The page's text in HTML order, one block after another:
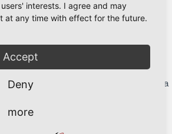
zu trainieren.
Quickstepp
Slowfox
Latein
Cha-Cha-Cha
interests. I agree and may
at any time with effect for the future.
Accept
Deny
more